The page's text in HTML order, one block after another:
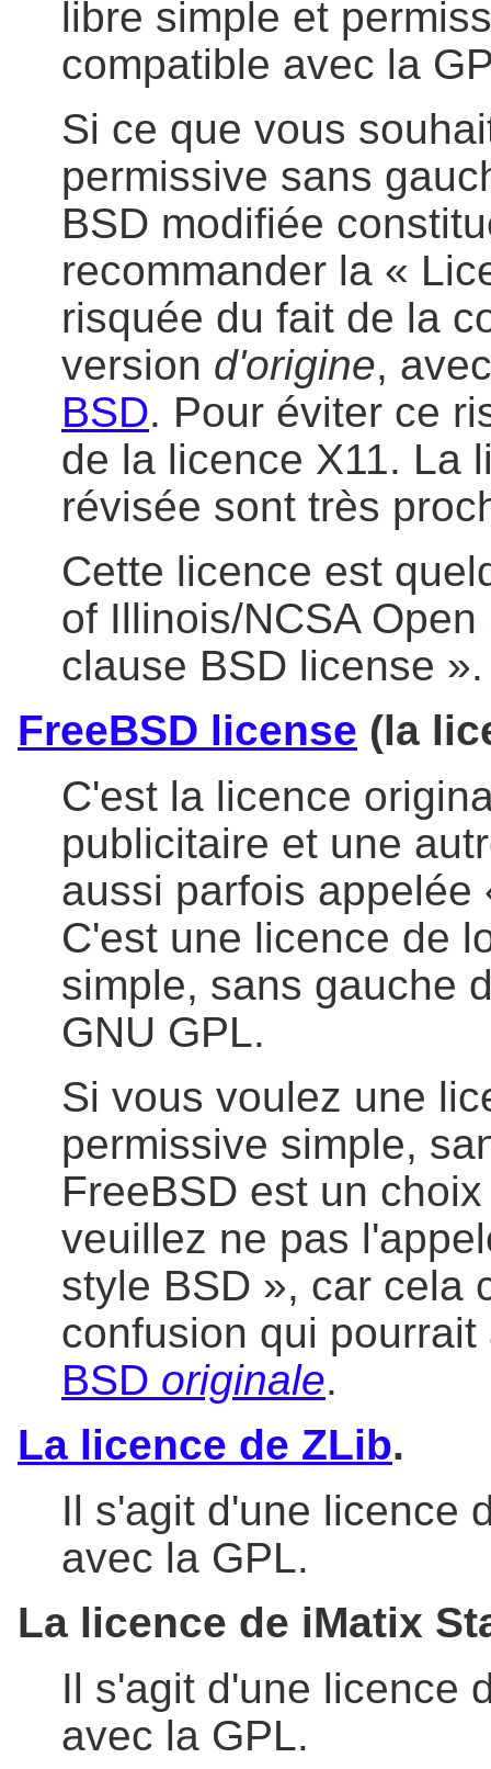
libre simple et
compatible avec la
Si ce que vous
permissive sans
BSD modifiée
recommander la «
risquée du fait de la
version d'origine,
BSD. Pour éviter ce
de la licence X11. La
révisée sont très
Cette licence est
of Illinois/NCSA
clause BSD license ».
FreeBSD license (la
C'est la licence
publicitaire et une
aussi parfois appelée
C'est une licence de
simple, sans gauche
GNU GPL.
Si vous voulez une
permissive simple,
FreeBSD est un
veuillez ne pas
style BSD », car cela
confusion qui
BSD originale.
La licence de ZLib.
Il s'agit d'une licence
avec la GPL.
La licence de iMatix
Il s'agit d'une licence
avec la GPL.